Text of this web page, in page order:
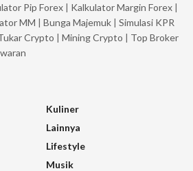
Pip Forex | Kalkulator Margin Forex |
MM | Bunga Majemuk | Simulasi KPR
Crypto | Mining Crypto | Top Broker
Kuliner
Lainnya
Lifestyle
Musik